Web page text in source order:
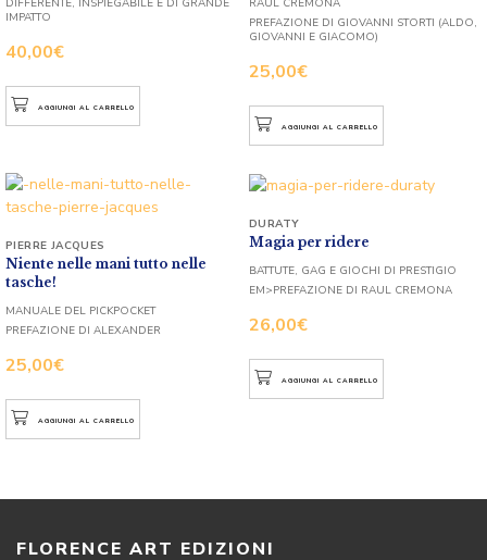
40,00€
IMPATTO
AGGIUNGI AL CARRELLO
25,00€
PREFAZIONE DI GIOVANNI STORTI (ALDO,
GIOVANNI E GIACOMO)
AGGIUNGI AL CARRELLO
Niente nelle mani tutto nelle
tasche!
25,00€
PIERRE JACQUES
MANUALE DEL PICKPOCKET
PREFAZIONE DI ALEXANDER
AGGIUNGI AL CARRELLO
Magia per ridere
26,00€
DURATY
BATTUTE, GAG E GIOCHI DI PRESTIGIO
EM>PREFAZIONE DI RAUL CREMONA
AGGIUNGI AL CARRELLO
FLORENCE ART EDIZIONI